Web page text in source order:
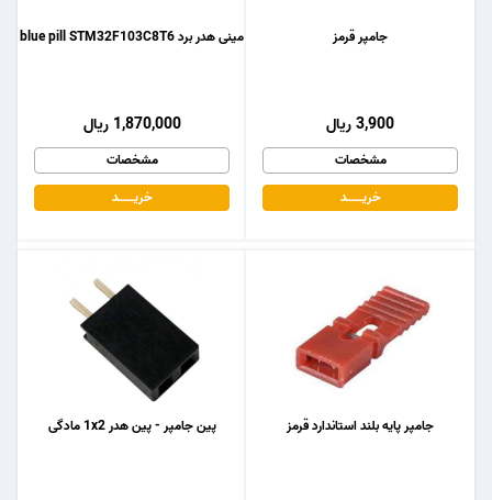
مینی هدر برد blue pill STM32F103C8T6
1,870,000 ریال
مشخصات
خریـــــــد
جامپر قرمز
3,900 ریال
مشخصات
خریـــــــد
پین جامپر - پین هدر 1x2 مادگی جامپر پایه بلند استاندارد قرمز